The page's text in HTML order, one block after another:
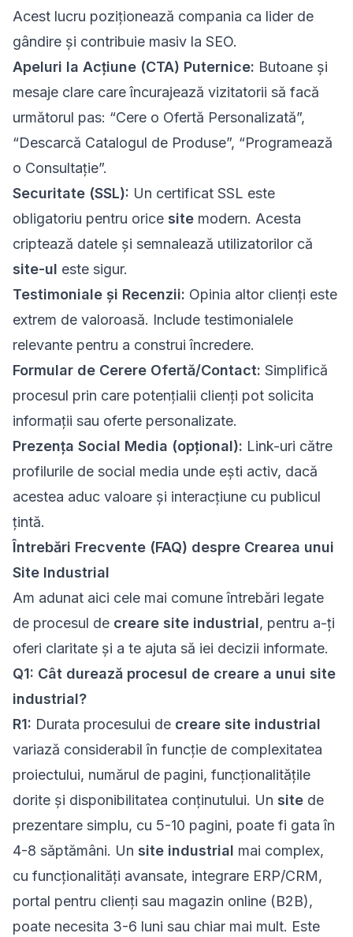
Acest lucru poziționează compania ca lider de
gândire și contribuie masiv la SEO.
Apeluri la Acțiune (CTA) Puternice: Butoane și
mesaje clare care încurajează vizitatorii să facă
următorul pas: “Cere o Ofertă Personalizată”,
“Descarcă Catalogul de Produse”, “Programează
o Consultație”.
Securitate (SSL): Un certificat SSL este
obligatoriu pentru orice site modern. Acesta
criptează datele și semnalează utilizatorilor că
site-ul este sigur.
Testimoniale și Recenzii: Opinia altor clienți este
extrem de valoroasă. Include testimonialele
relevante pentru a construi încredere.
Formular de Cerere Ofertă/Contact: Simplifică
procesul prin care potențialii clienți pot solicita
informații sau oferte personalizate.
Prezența Social Media (opțional): Link-uri către
profilurile de social media unde ești activ, dacă
acestea aduc valoare și interacțiune cu publicul
țintă.
Întrebări Frecvente (FAQ) despre Crearea unui
Site Industrial
Am adunat aici cele mai comune întrebări legate
de procesul de creare site industrial, pentru a-ți
oferi claritate și a te ajuta să iei decizii informate.
Q1: Cât durează procesul de creare a unui site
industrial?
R1: Durata procesului de creare site industrial
variază considerabil în funcție de complexitatea
proiectului, numărul de pagini, funcționalitățile
dorite și disponibilitatea conținutului. Un site de
prezentare simplu, cu 5-10 pagini, poate fi gata în
4-8 săptămâni. Un site industrial mai complex,
cu funcționalități avansate, integrare ERP/CRM,
portal pentru clienți sau magazin online (B2B),
poate necesita 3-6 luni sau chiar mai mult. Este